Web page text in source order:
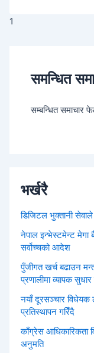
1
समन्धित
सम्बन्धित समाचार
भर्खरै
डिजिटल भुक्तानी
नेपाल इन्भेस्टमेन्ट मेगा
सर्वोच्चको आदेश
पुँजीगत खर्च बढाउन
प्रणालीमा व्यापक सुधार
नयाँ दूरसञ्चार विधेयक
प्रतिस्थापन गरिँदै
काँग्रेस आधिकारिकता
अनुमति